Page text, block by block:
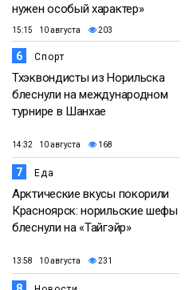
нужен особый характер»
15:15 10 августа 203
6 Спорт
Тхэквондисты из Норильска
блеснули на международном
турнире в Шанхае
14:32 10 августа 168
7 Еда
Арктические вкусы покорили
Красноярск: норильские шефы
блеснули на «Тайгэйр»
13:58 10 августа 231